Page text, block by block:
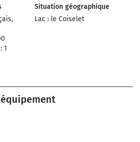
1
Situation géographique
Lac : le Coiselet